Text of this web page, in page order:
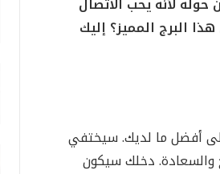
البرج المميز؟ إليك
أفضل ما لديك. سيختفي
والسعادة. دخلك سيكون